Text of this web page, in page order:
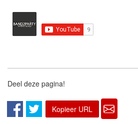
Deel deze pagina!
Kopieer URL